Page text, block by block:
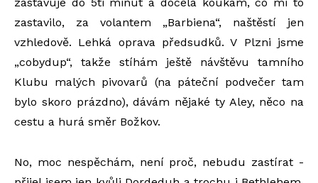
zastavilo, za volantem „Barbiena“, naštěstí jen
vzhledově. Lehká oprava předsudků. V Plzni jsme
„cobydup“, takže stíhám ještě návštěvu tamního
Klubu malých pivovarů (na páteční podvečer tam
bylo skoro prázdno), dávám nějaké ty Aley, něco na
cestu a hurá směr Božkov.
No, moc nespěchám, není proč, nebudu zastírat -